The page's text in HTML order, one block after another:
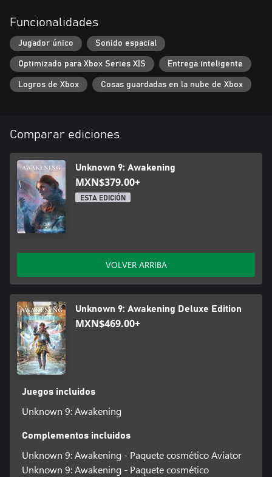
Funcionalidades
Jugador único Sonido espacial
Optimizado para Xbox Series X|S Entrega inteligente
Logros de Xbox Cosas guardadas en la nube de Xbox
Comparar ediciones
Unknown 9: Awakening
MXN$379.00+
ESTA EDICIÓN
VOLVER ARRIBA
Unknown 9: Awakening Deluxe Edition
MXN$469.00+
Juegos incluidos
Unknown 9: Awakening
Complementos incluidos
Unknown 9: Awakening - Paquete cosmético Aviator
Unknown 9: Awakening - Paquete cosmético